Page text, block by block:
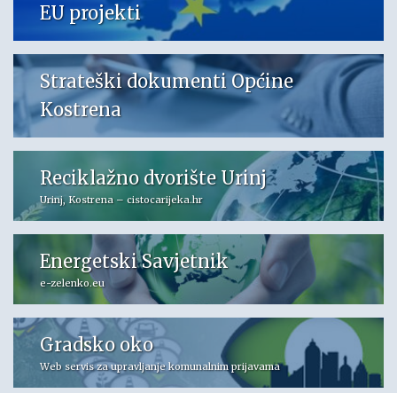
EU projekti
Strateški dokumenti Općine
Kostrena
Reciklažno dvorište Urinj
Urinj, Kostrena – cistocarijeka.hr
Energetski Savjetnik
e-zelenko.eu
Gradsko oko
Web servis za upravljanje komunalnim prijavama